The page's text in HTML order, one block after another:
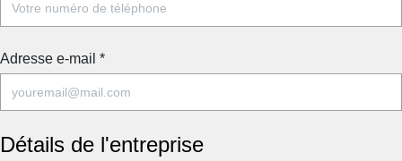
Adresse e-mail *
Détails de l'entreprise